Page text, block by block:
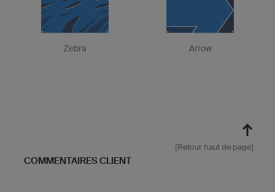
Zebra Arrow
[Retour haut de page]
COMMENTAIRES CLIENT